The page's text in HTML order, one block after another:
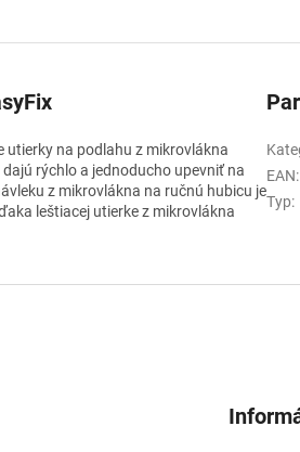
utierky na podlahu z mikrovlákna
rýchlo a jednoducho upevniť na
z mikrovlákna na ručnú hubicu je
leštiacej utierke z mikrovlákna
EAN:
Typ: